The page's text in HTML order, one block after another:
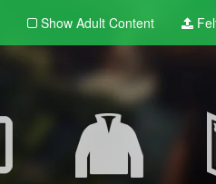
Show Adult Content